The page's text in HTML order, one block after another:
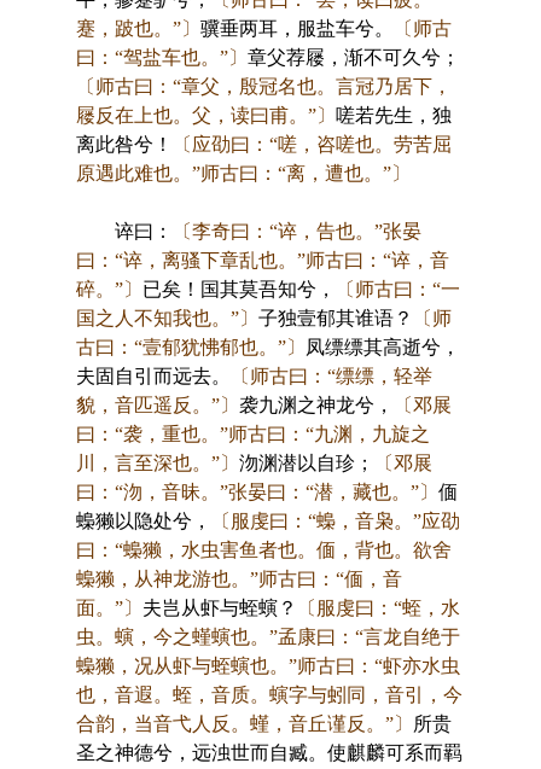
蹇，跛也。”〕 骥垂两耳，服盐车兮。
〔师古
曰：“驾盐车也。”〕 章父荐屦，渐不可久兮；
〔师古曰：“章父，殷冠名也。言冠乃居下，
屦反在上也。父，读曰甫。”〕 嗟若先生，独
离此咎兮！
〔应劭曰：“嗟，咨嗟也。劳苦屈
原遇此难也。”师古曰：“离，遭也。”〕
谇曰：
〔李奇曰：“谇，告也。”张晏
曰：“谇，离骚下章乱也。”师古曰：“谇，音
碎。”〕 已矣！国其莫吾知兮，
〔师古曰：“一
国之人不知我也。”〕 子独壹郁其谁语？
〔师
古曰：“壹郁犹怫郁也。”〕
凤缥缥其高逝兮，
夫固自引而远去。
〔师古曰：“缥缥，轻举
貌，音匹遥反。”〕 袭九渊之神龙兮，
〔邓展
曰：“袭，重也。”师古曰：“九渊，九旋之
川，言至深也。”〕 沕渊潜以自珍；
〔邓展
曰：“沕，音昧。”张晏曰：“潜，藏也。”〕 偭
蟂獭以隐处兮，
〔服虔曰：“蟂，音枭。”应劭
曰：“蟂獭，水虫害鱼者也。偭，背也。欲舍
蟂獭，从神龙游也。”师古曰：“偭，音
面。”〕 夫岂从虾与蛭螾？
〔服虔曰：“蛭，水
虫。螾，今之螼螾也。”孟康曰：“言龙自绝于
蟂獭，况从虾与蛭螾也。”师古曰：“虾亦水虫
也，音遐。蛭，音质。螾字与蚓同，音引，今
合韵，当音弋人反。螼，音丘谨反。”〕
所贵
圣之神德兮，远浊世而自臧。使麒麟可系而羁